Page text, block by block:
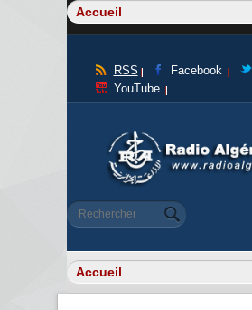
RSS Facebook
YouTube
Formulaire de
Rechercher